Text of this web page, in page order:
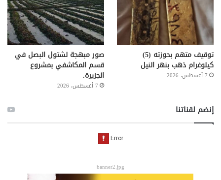
توقيف متهم بحوزته (5)
كيلوغرام ذهب بنهر النيل
7 أغسطس، 2026
صور مبهجة لشتول البصل في
قسم المكاشفي بمشروع
الجزيرة.
7 أغسطس، 2026
إنضم لقناتنا
banner2.jpg